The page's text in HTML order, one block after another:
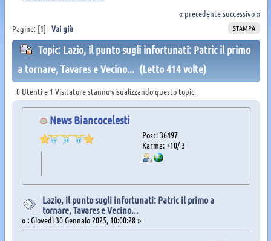
« precedentesuccessivo »
STAMPA
Pagine: [1] Vai giù
Topic: Lazio, il punto sugli infortunati: Patric il primo
a tornare, Tavares e Vecino... (Letto 414 volte)
0 Utenti e 1 Visitatore stanno visualizzando questo topic.
News Biancocelesti
Post: 36497
Karma: +10/-3
Lazio, il punto sugli infortunati: Patric il primo a
tornare, Tavares e Vecino...
«:Giovedì 30 Gennaio 2025, 10:00:28 »